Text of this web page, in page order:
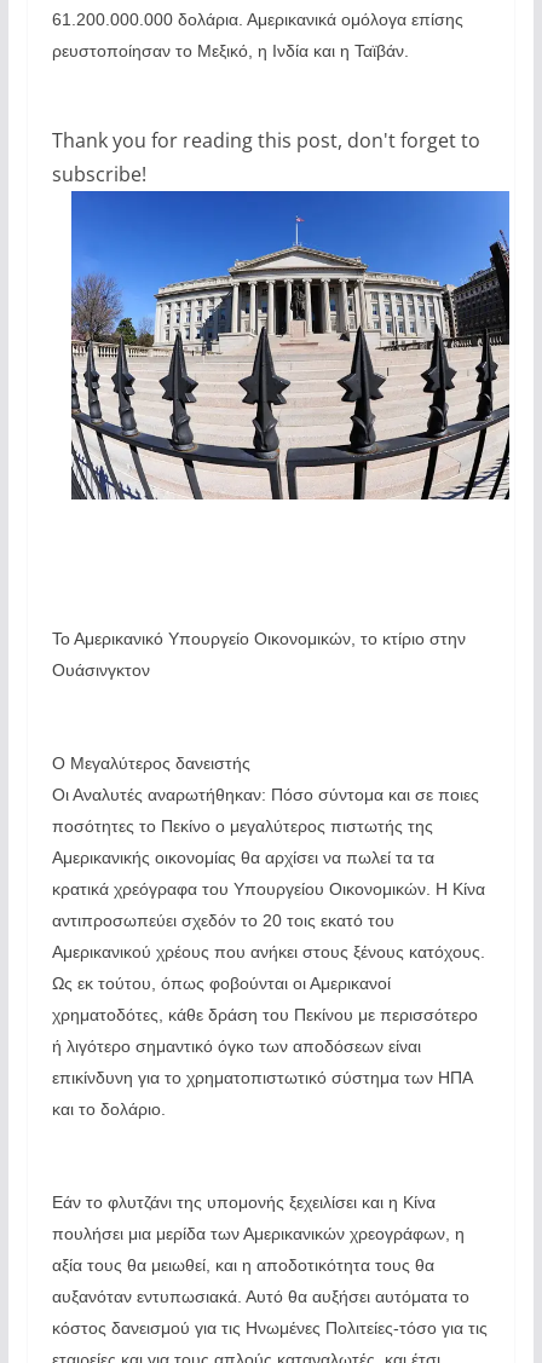
61.200.000.000 δολάρια. Αμερικανικά ομόλογα επίσης
ρευστοποίησαν το Μεξικό, η Ινδία και η Ταϊβάν.
Thank you for reading this post, don't forget to
subscribe!
Το Αμερικανικό Υπουργείο Οικονομικών, το κτίριο στην
Ουάσινγκτον
Ο Μεγαλύτερος δανειστής
Οι Αναλυτές αναρωτήθηκαν: Πόσο σύντομα και σε ποιες
ποσότητες το Πεκίνο ο μεγαλύτερος πιστωτής της
Αμερικανικής οικονομίας θα αρχίσει να πωλεί τα τα
κρατικά χρεόγραφα του Υπουργείου Οικονομικών. Η Κίνα
αντιπροσωπεύει σχεδόν το 20 τοις εκατό του
Αμερικανικού χρέους που ανήκει στους ξένους κατόχους.
Ως εκ τούτου, όπως φοβούνται οι Αμερικανοί
χρηματοδότες, κάθε δράση του Πεκίνου με περισσότερο
ή λιγότερο σημαντικό όγκο των αποδόσεων είναι
επικίνδυνη για το χρηματοπιστωτικό σύστημα των ΗΠΑ
και το δολάριο.
Εάν το φλυτζάνι της υπομονής ξεχειλίσει και η Κίνα
πουλήσει μια μερίδα των Αμερικανικών χρεογράφων, η
αξία τους θα μειωθεί, και η αποδοτικότητα τους θα
αυξανόταν εντυπωσιακά. Αυτό θα αυξήσει αυτόματα το
κόστος δανεισμού για τις Ηνωμένες Πολιτείες-τόσο για τις
εταιρείες και για τους απλούς καταναλωτές, και έτσι